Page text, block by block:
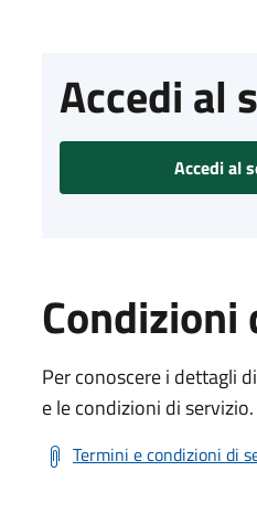
Accedi al
Accedi al
Per conoscere i dettagli
e le condizioni di servizio.
Termini e condizioni di